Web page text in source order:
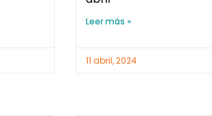
Leer más »
11 abril, 2024